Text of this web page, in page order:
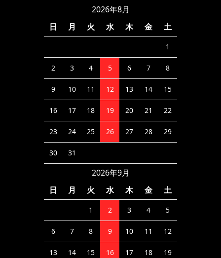
2026年8月
日
月 火 水 木 金 土
1
2 3 4 5 6 7 8
9 10 11 12 13 14 15
16 17 18 19 20 21 22
23 24 25 26 27 28 29
30 31
2026年9月
日
月 火 水 木 金 土
1 2 3 4 5
6 7 8 9 10 11 12
13 14 15 16 17 18 19